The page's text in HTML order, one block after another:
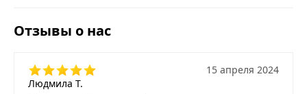
Отзывы о нас
Людмила Т.
15 апреля 2024